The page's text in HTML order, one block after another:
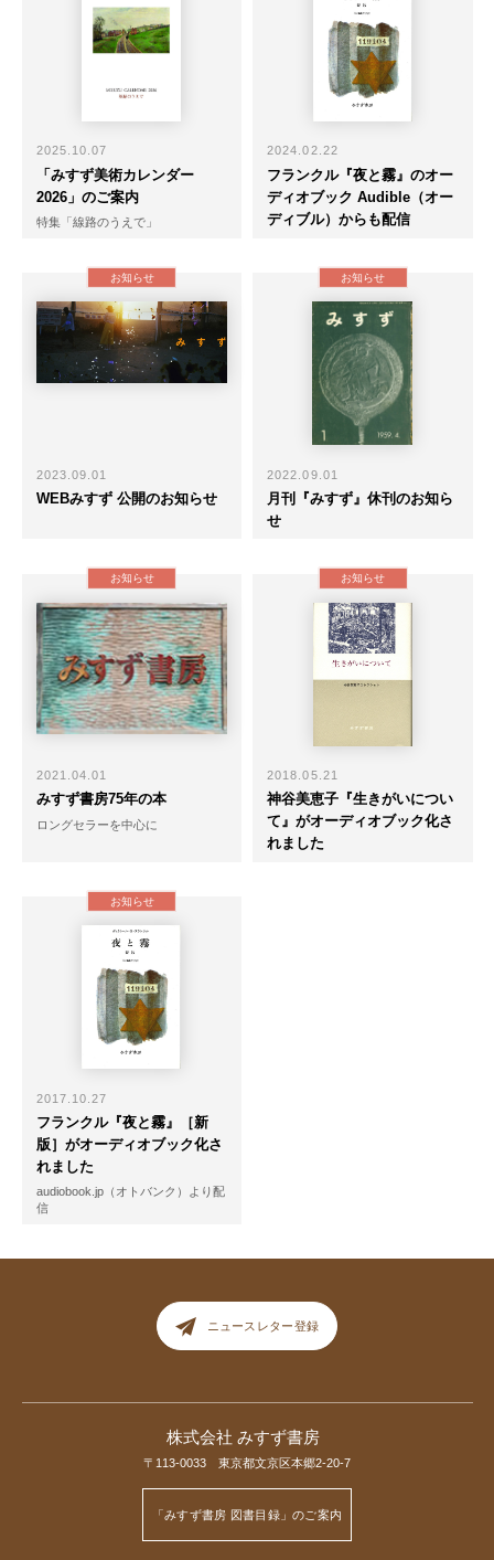
2025.10.07
「みすず美術カレンダー
2026」のご案内
特集「線路のうえで」
2024.02.22
フランクル『夜と霧』のオー
ディオブック Audible（オー
ディブル）からも配信
お知らせ
2023.09.01
WEBみすず 公開のお知らせ
お知らせ
2022.09.01
月刊『みすず』休刊のお知ら
せ
お知らせ
2021.04.01
みすず書房75年の本
ロングセラーを中心に
お知らせ
2018.05.21
神谷美恵子『生きがいについ
て』がオーディオブック化さ
れました
お知らせ
2017.10.27
フランクル『夜と霧』［新
版］がオーディオブック化さ
れました
audiobook.jp（オトバンク）より配
信
ニュースレター登録
株式会社 みすず書房
〒113-0033 東京都文京区本郷2-20-7
「みすず書房 図書目録」のご案内